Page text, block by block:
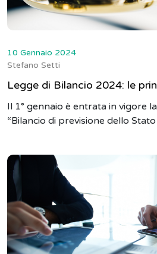
10 Gennaio 2024
Stefano Setti
Legge di Bilancio 2024: le
Il 1° gennaio è entrata in vigore
“Bilancio di previsione dello